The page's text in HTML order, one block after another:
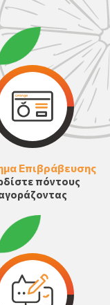
Επιβράβευσης
πόντους